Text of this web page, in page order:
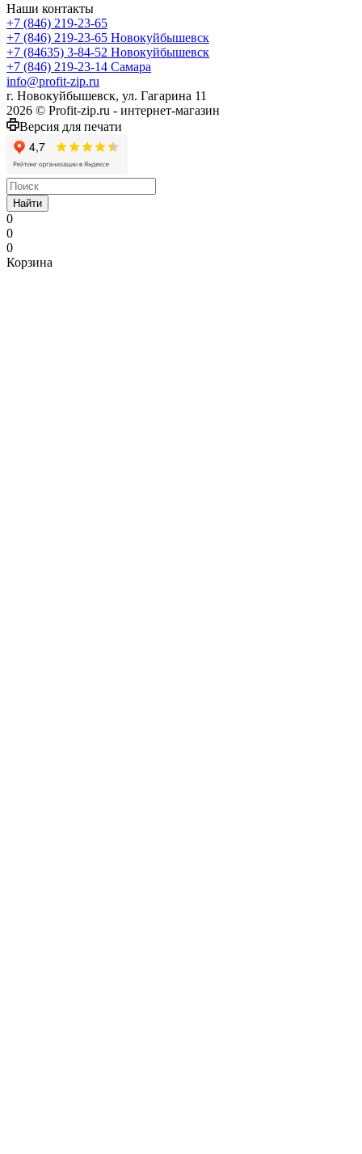
Наши контакты
+7 (846) 219-23-65
+7 (846) 219-23-65 Новокуйбышевск
+7 (84635) 3-84-52 Новокуйбышевск
+7 (846) 219-23-14 Самара
info@profit-zip.ru
г. Новокуйбышевск, ул. Гагарина 11
2026 © Profit-zip.ru - интернет-магазин
Версия для печати
Найти
0
0
0
Корзина